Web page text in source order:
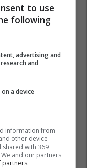
to use
following
advertising and
and
a device
information from
other device
shared with 369
and our partners
partners.